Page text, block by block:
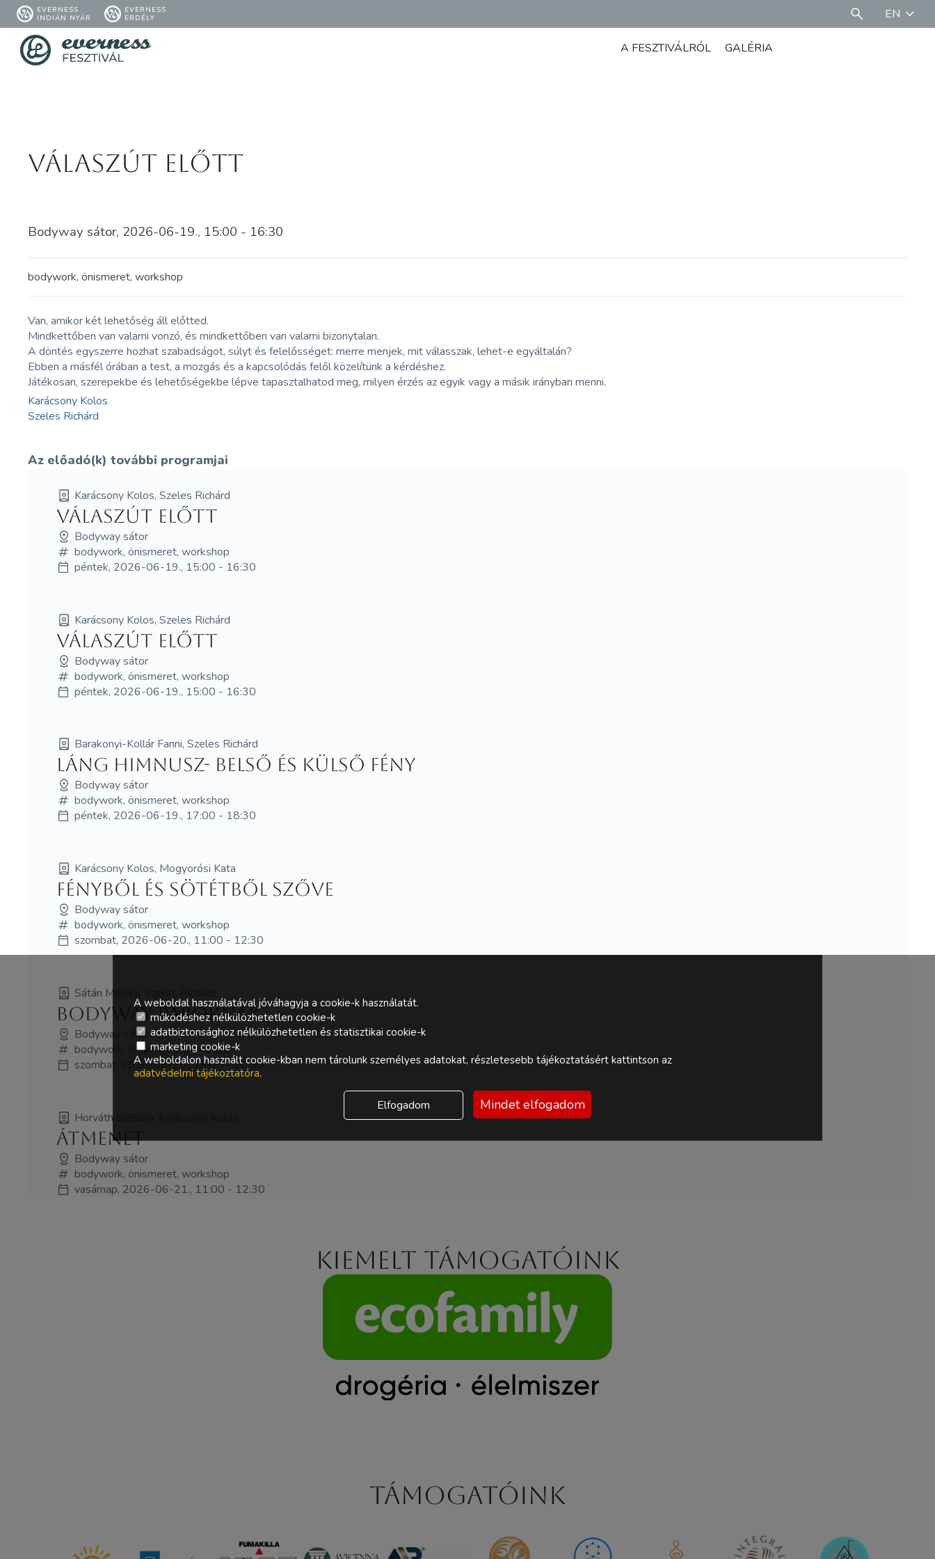
EVERNESS
INDIÁN NYÁR
EVERNESS
ERDÉLY
EN
A FESZTIVÁLRÓL GALÉRIA
Válaszút előtt
Bodyway sátor, 2026-06-19., 15:00 - 16:30
bodywork, önismeret, workshop
Van, amikor két lehetőség áll előtted.
Mindkettőben van valami vonzó, és mindkettőben van valami bizonytalan.
A döntés egyszerre hozhat szabadságot, súlyt és felelősséget: merre menjek, mit válasszak, lehet-e egyáltalán?
Ebben a másfél órában a test, a mozgás és a kapcsolódás felől közelítünk a kérdéshez.
Játékosan, szerepekbe és lehetőségekbe lépve tapasztalhatod meg, milyen érzés az egyik vagy a másik irányban menni.
Karácsony Kolos
Szeles Richárd
Az előadó(k) további programjai
Karácsony Kolos, Szeles Richárd
Válaszút előtt
Bodyway sátor
bodywork, önismeret, workshop
péntek, 2026-06-19., 15:00 - 16:30
Karácsony Kolos, Szeles Richárd
Válaszút előtt
Bodyway sátor
bodywork, önismeret, workshop
péntek, 2026-06-19., 15:00 - 16:30
Barakonyi-Kollár Fanni, Szeles Richárd
Láng Himnusz- Belső és külső fény
Bodyway sátor
bodywork, önismeret, workshop
péntek, 2026-06-19., 17:00 - 18:30
Karácsony Kolos, Mogyorósi Kata
Fényből és sötétből szőve
Bodyway sátor
bodywork, önismeret, workshop
szombat, 2026-06-20., 11:00 - 12:30
Sátán Mónika, Szeles Richárd
Bodyway pároknak
Bodyway sátor
bodywork, önismeret, workshop
szombat, 2026-06-20., 19:00 - 20:30
Horváth Barbara, Karácsony Kolos
Átmenet
Bodyway sátor
bodywork, önismeret, workshop
vasárnap, 2026-06-21., 11:00 - 12:30
Kiemelt támogatóink
Támogatóink
A weboldal használatával jóváhagyja a cookie-k használatát.
működéshez nélkülözhetetlen cookie-k
adatbiztonsághoz nélkülözhetetlen és statisztikai cookie-k
marketing cookie-k
A weboldalon használt cookie-kban nem tárolunk személyes adatokat, részletesebb tájékoztatásért kattintson az
adatvédelmi tájékoztatóra.
Elfogadom Mindet elfogadom